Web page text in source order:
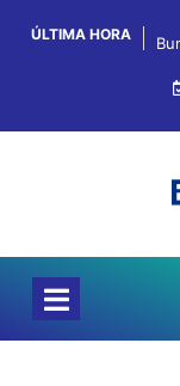
ÚLTIMA HORA